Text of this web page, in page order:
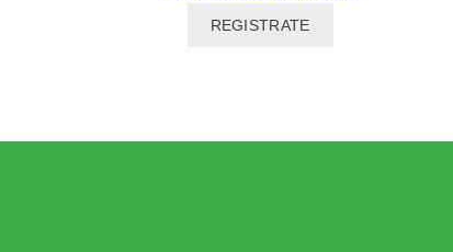
REGISTRATE